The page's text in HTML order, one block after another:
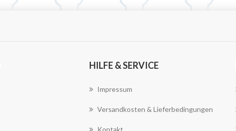
HILFE & SERVICE
Impressum
Versandkosten & Lieferbedingungen
Kontakt